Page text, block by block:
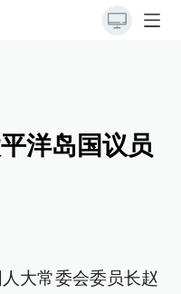
洋岛国议员
大常委会委员长赵